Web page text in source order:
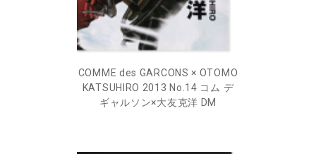
COMME des GARCONS × OTOMO
KATSUHIRO 2013 No.14 コム デ
ギャルソン×大友克洋 DM